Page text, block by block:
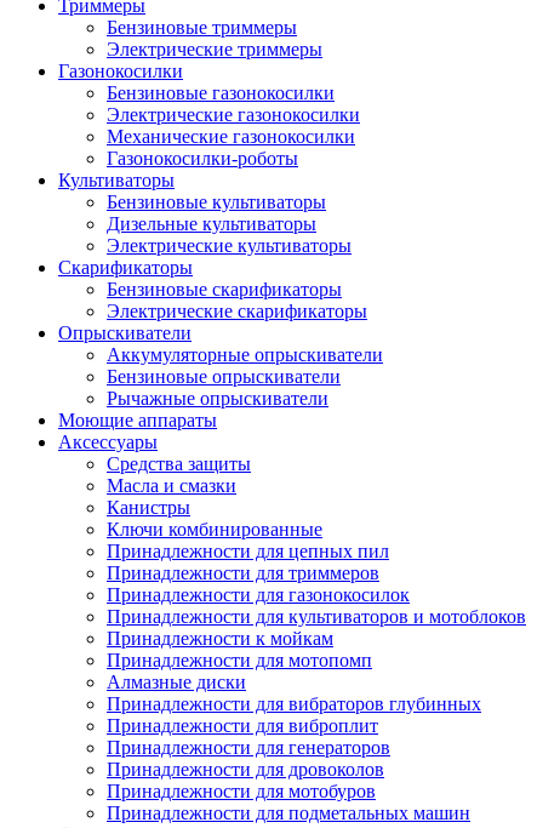
Триммеры
Бензиновые триммеры
Электрические триммеры
Газонокосилки
Бензиновые газонокосилки
Электрические газонокосилки
Механические газонокосилки
Газонокосилки-роботы
Культиваторы
Бензиновые культиваторы
Дизельные культиваторы
Электрические культиваторы
Скарификаторы
Бензиновые скарификаторы
Электрические скарификаторы
Опрыскиватели
Аккумуляторные опрыскиватели
Бензиновые опрыскиватели
Рычажные опрыскиватели
Моющие аппараты
Аксессуары
Средства защиты
Масла и смазки
Канистры
Ключи комбинированные
Принадлежности для цепных пил
Принадлежности для триммеров
Принадлежности для газонокосилок
Принадлежности для культиваторов и мотоблоков
Принадлежности к мойкам
Принадлежности для мотопомп
Алмазные диски
Принадлежности для вибраторов глубинных
Принадлежности для виброплит
Принадлежности для генераторов
Принадлежности для дровоколов
Принадлежности для мотобуров
Принадлежности для подметальных машин